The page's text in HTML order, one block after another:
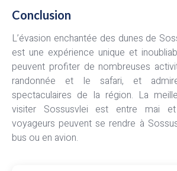
Conclusion
L’évasion enchantée des dunes de
est une expérience unique et
peuvent profiter de nombreuses
randonnée et le safari, et
spectaculaires de la région. La
visiter Sossusvlei est entre mai
voyageurs peuvent se rendre à
bus ou en avion.